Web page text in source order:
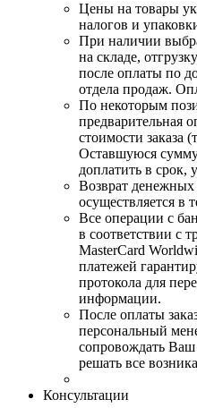
Цены на товары
налогов и
При наличии
на складе,
после оплаты по
отдела продаж.
По некоторым
предварительная
стоимости заказа
Оставшуюся
доплатить в срок,
Возврат денежных
осуществляется в
Все операции с
в соответствии с
MasterCard
платежей
протокола для
информации.
После оплаты
персональный
сопровождать
решать все
Консультации